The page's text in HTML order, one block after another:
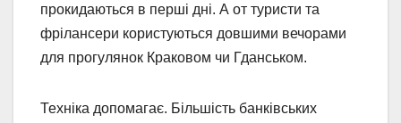
прокидаються в перші дні. А от туристи та
фрілансери користуються довшими вечорами
для прогулянок Краковом чи Гданськом.
Техніка допомагає. Більшість банківських